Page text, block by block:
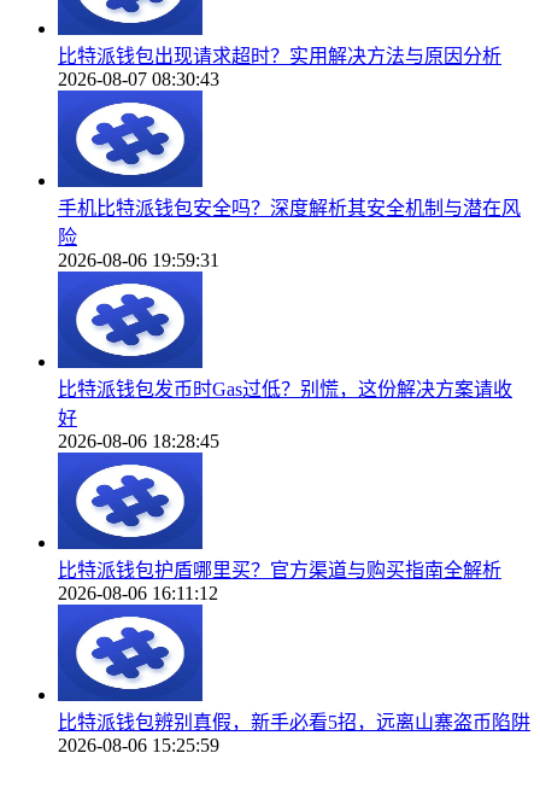
比特派钱包出现请求超时？实用解决方法与原因分析
2026-08-07 08:30:43
手机比特派钱包安全吗？深度解析其安全机制与潜在风
险
2026-08-06 19:59:31
比特派钱包发币时Gas过低？别慌，这份解决方案请收
好
2026-08-06 18:28:45
比特派钱包护盾哪里买？官方渠道与购买指南全解析
2026-08-06 16:11:12
比特派钱包辨别真假，新手必看5招，远离山寨盗币陷阱
2026-08-06 15:25:59